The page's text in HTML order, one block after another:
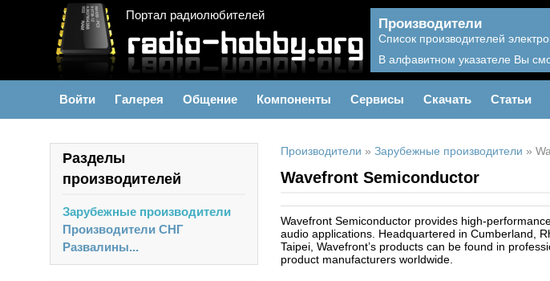
Портал радиолюбителей
Производители
Список производителей
В алфавитном указателе Вы
Войти Галерея Общение Компоненты Сервисы Скачать Статьи
Разделы
производителей
Зарубежные производители
Производители СНГ
Развалины...
Производители » Зарубежные производители »
Wavefront Semiconductor
Wavefront Semiconductor provides high-
audio applications. Headquartered in Cumberland,
Taipei, Wavefront’s products can be found in
product manufacturers worldwide.